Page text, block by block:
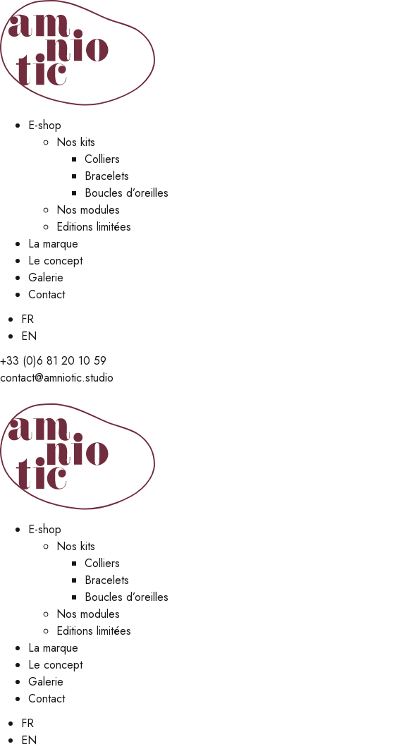
E-shop
Nos kits
Colliers
Bracelets
Boucles d’oreilles
Nos modules
Editions limitées
La marque
Le concept
Galerie
Contact
FR
EN
+33 (0)6 81 20 10 59
contact@amniotic.studio
E-shop
Nos kits
Colliers
Bracelets
Boucles d’oreilles
Nos modules
Editions limitées
La marque
Le concept
Galerie
Contact
FR
EN